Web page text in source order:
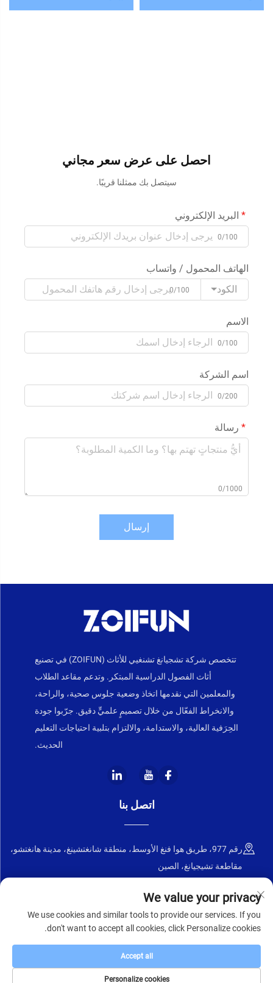
احصل على عرض سعر مجاني
سيتصل بك ممثلنا قريبًا.
البريد الإلكتروني
0/100
الهاتف المحمول / واتساب
الكود
0/100
الاسم
0/100
اسم الشركة
0/200
رسالة
0/1000
إرسال
تتخصص شركة تشجيانغ تشنغيي للأثاث (ZOIFUN) في تصنيع
أثاث الفصول الدراسية المبتكر. وتدعم مقاعد الطلاب
والمعلمين التي نقدمها اتخاذ وضعية جلوس صحية، والراحة،
والانخراط الفعّال من خلال تصميمٍ علميٍّ دقيق. جرّبوا جودة
الحِرَفية العالية، والاستدامة، والالتزام بتلبية احتياجات التعليم
الحديث.
اتصل بنا
رقم 977، طريق هوا فنغ الأوسط، منطقة شانغتشينغ، مدينة هانغتشو،
مقاطعة تشيجيانغ، الصين
+86-18668589258
[email protected]
سياسة الخصوصية
We value your privacy
We use cookies and similar tools to provide our services. If you
don't want to accept all cookies, click Personalize cookies.
Personalize cookies
Accept all